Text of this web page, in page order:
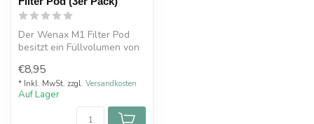
Der Wenax M1 Filter Pod
besitzt ein Füllvolumen von
S...
€8,95
* Inkl. MwSt. zzgl. Versandkosten
Auf Lager